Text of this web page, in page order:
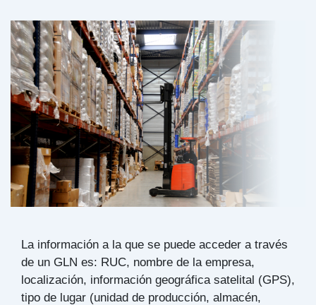
La información a la que se puede acceder a través
de un GLN es: RUC, nombre de la empresa,
localización, información geográfica satelital (GPS),
tipo de lugar (unidad de producción, almacén,